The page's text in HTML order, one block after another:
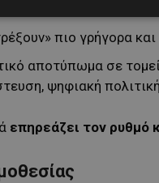
προτεραιότητες
πιο γρήγορα
αποτύπωμα σε
ψηφιακή
επηρεάζει τον ρυθμό